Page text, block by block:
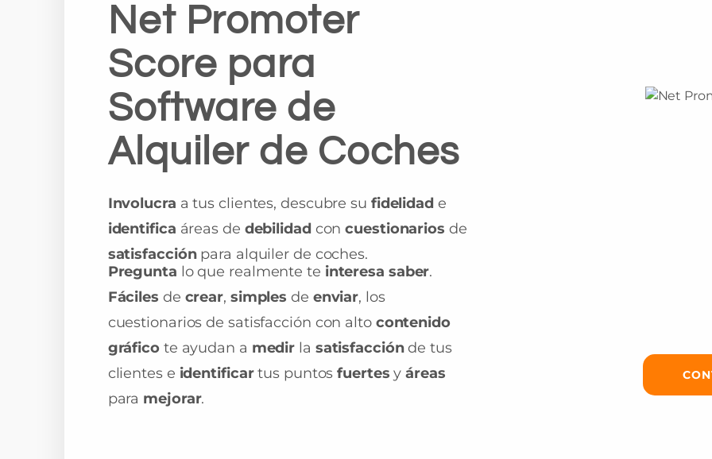
Net Promoter
Score para
Software de
Alquiler de Coches
Involucra a tus clientes, descubre su fidelidad e
identifica áreas de debilidad concuestionarios de
satisfacción para alquiler de coches.
Pregunta lo que realmente te interesa saber.
Fáciles de crear, simplesde enviar, los
cuestionarios de satisfacción con alto contenido
gráficote ayudan a medir la satisfacciónde tus
clientes e identificartus puntosfuertesyáreas
para mejorar.